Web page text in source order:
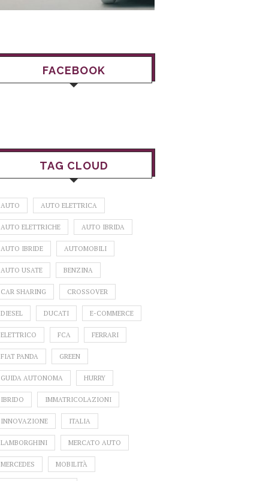
FACEBOOK
TAG CLOUD
AUTO AUTO ELETTRICA
AUTO ELETTRICHE AUTO IBRIDA
AUTO IBRIDE AUTOMOBILI
AUTO USATE BENZINA
CAR SHARING CROSSOVER
DIESEL DUCATI E-COMMERCE
ELETTRICO FCA FERRARI
FIAT PANDA GREEN
GUIDA AUTONOMA HURRY
IBRIDO IMMATRICOLAZIONI
INNOVAZIONE ITALIA
LAMBORGHINI MERCATO AUTO
MERCEDES MOBILITÀ